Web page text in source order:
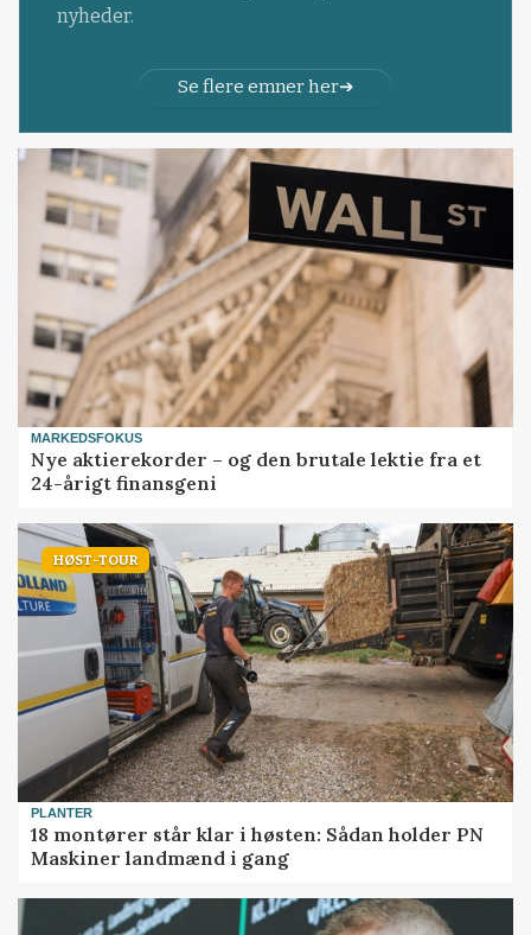
nyheder.
Se flere emner her
MARKEDSFOKUS
Nye aktierekorder – og den brutale lektie fra et
24-årigt finansgeni
HØST-TOUR
PLANTER
18 montører står klar i høsten: Sådan holder PN
Maskiner landmænd i gang